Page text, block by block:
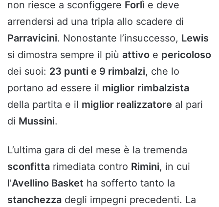
non riesce a sconfiggere Forlì e deve
arrendersi ad una tripla allo scadere di
Parravicini. Nonostante l’insuccesso, Lewis
si dimostra sempre il più attivo e pericoloso
dei suoi: 23 punti e 9 rimbalzi, che lo
portano ad essere il miglior rimbalzista
della partita e il miglior realizzatore al pari
di Mussini.
L’ultima gara di del mese è la tremenda
sconfitta rimediata contro Rimini, in cui
l’Avellino Basket ha sofferto tanto la
stanchezza degli impegni precedenti. La